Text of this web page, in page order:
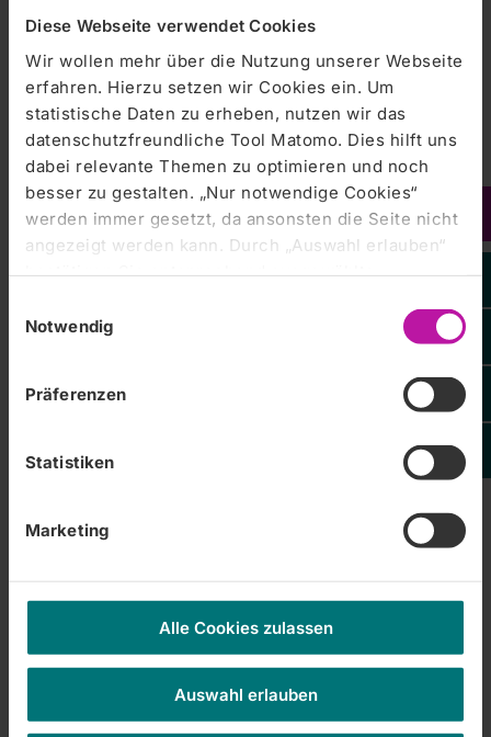
Diese Webseite verwendet Cookies
Wir wollen mehr über die Nutzung unserer Webseite
erfahren. Hierzu setzen wir Cookies ein. Um
statistische Daten zu erheben, nutzen wir das
datenschutzfreundliche Tool Matomo. Dies hilft uns
dabei relevante Themen zu optimieren und noch
besser zu gestalten. „Nur notwendige Cookies“
werden immer gesetzt, da ansonsten die Seite nicht
angezeigt werden kann. Durch „Auswahl erlauben“
bestätigen Sie entsprechend ausgewählte
erlauben Sie alle eingesetzten Cookies. Sie können
Ihre
Einstellungen anpassen. Weitere Informationen
finden Sie auch in unserer
Datenschutzerklärung
Notwendig
Präferenzen
Statistiken
Marketing
Alle Cookies zulassen
Auswahl erlauben
Zentralklinik Bad Berka |05.09.2018
Rekord-Ausbildungsstart
44 neue Azubis an der Zentralklinik Bad Berka
Zentralklinik Bad Berka |04.09.2018
interessierte Rollstuhlfahrer gesucht
Bad Berka, 4. September 2018 --- Die Zentralklinik Bad
Berka beteiligt sich an einem Projekt für mehr Mobilität von
Vorbildliches Organspende-Engagement